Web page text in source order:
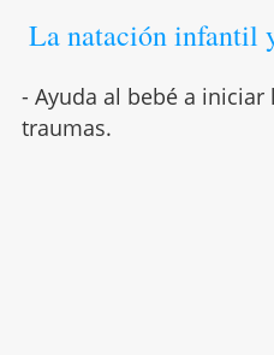
La natación infantil
- Ayuda al bebé a
traumas.